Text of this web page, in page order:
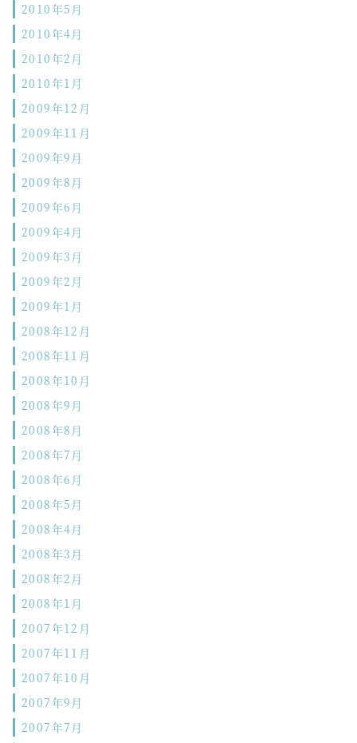
2010年5月
2010年4月
2010年2月
2010年1月
2009年12月
2009年11月
2009年9月
2009年8月
2009年6月
2009年4月
2009年3月
2009年2月
2009年1月
2008年12月
2008年11月
2008年10月
2008年9月
2008年8月
2008年7月
2008年6月
2008年5月
2008年4月
2008年3月
2008年2月
2008年1月
2007年12月
2007年11月
2007年10月
2007年9月
2007年7月